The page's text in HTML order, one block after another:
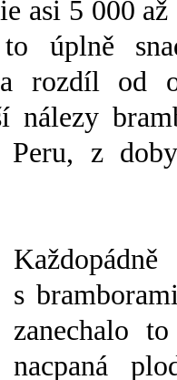
asi 5 000
úplně
rozdíl od
nálezy
Peru, z
s
zanechalo
nacpaná